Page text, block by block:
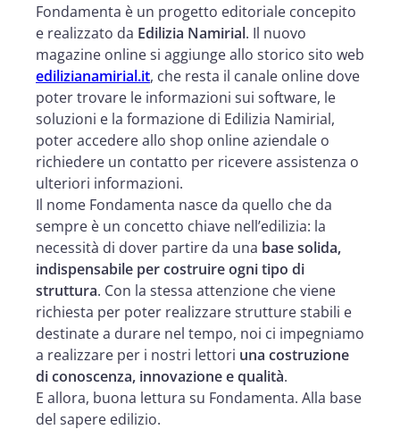
Fondamenta è un progetto editoriale concepito
e realizzato da Edilizia Namirial. Il nuovo
magazine online si aggiunge allo storico sito web
edilizianamirial.it, che resta il canale online dove
poter trovare le informazioni sui software, le
soluzioni e la formazione di Edilizia Namirial,
poter accedere allo shop online aziendale o
richiedere un contatto per ricevere assistenza o
ulteriori informazioni.
Il nome Fondamenta nasce da quello che da
sempre è un concetto chiave nell’edilizia: la
necessità di dover partire da una base solida,
indispensabile per costruire ogni tipo di
struttura. Con la stessa attenzione che viene
richiesta per poter realizzare strutture stabili e
destinate a durare nel tempo, noi ci impegniamo
a realizzare per i nostri lettori una costruzione
di conoscenza, innovazione e qualità.
E allora, buona lettura su Fondamenta. Alla base
del sapere edilizio.